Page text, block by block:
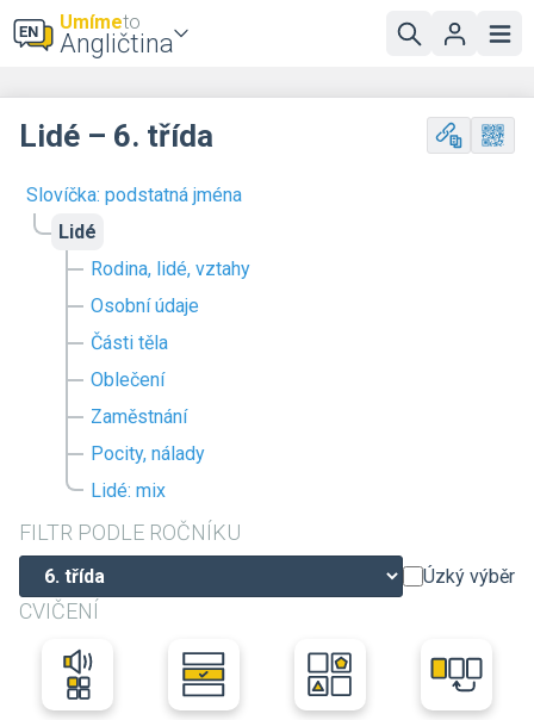
Umímeto
Angličtina
Slovíčka: podstatná jména
Lidé
Rodina, lidé, vztahy
Osobní údaje
Části těla
Oblečení
Zaměstnání
Pocity, nálady
Lidé: mix
FILTR PODLE ROČNÍKU
Úzký výběr
CVIČENÍ
Lidé – 6. třída